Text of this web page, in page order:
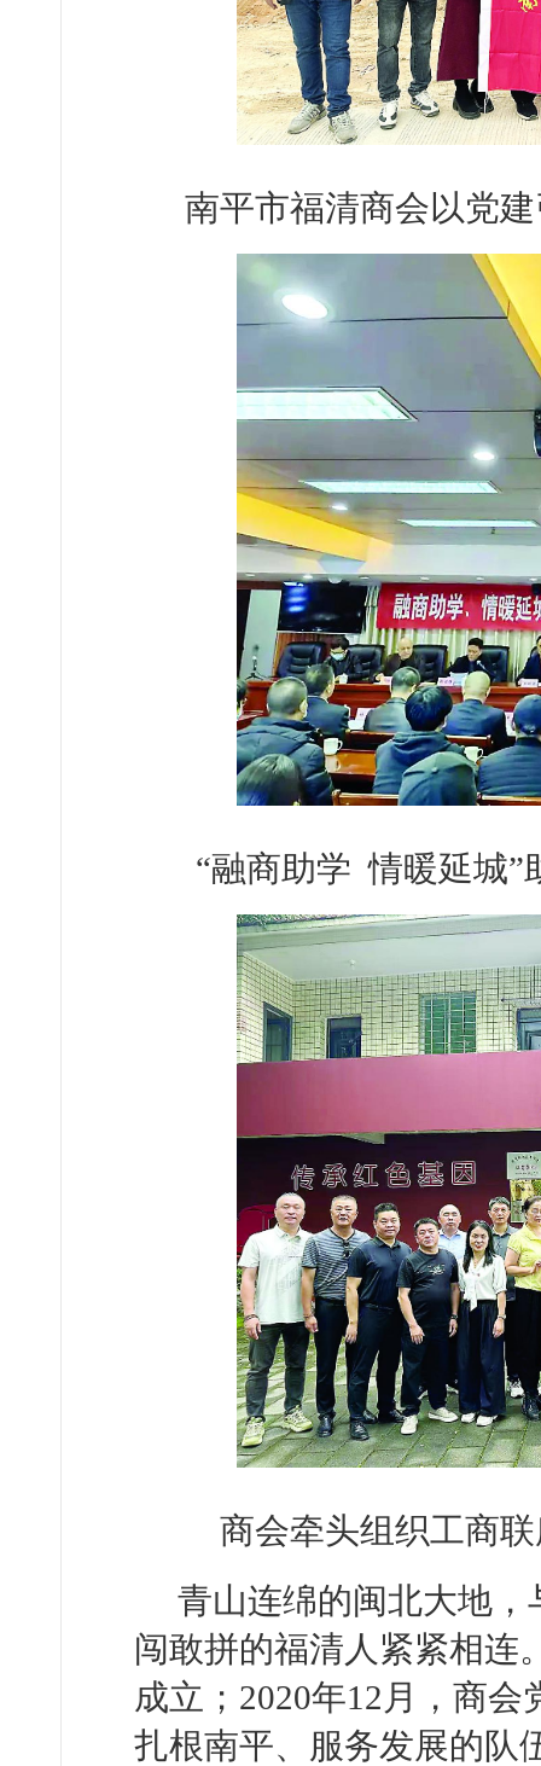
南平市福清商会以党
“融商助学 情暖延城”
商会牵头组织工商
青山连绵的闽北大地
闯敢拼的福清人紧紧相连
成立；2020年12月，商
扎根南平、服务发展的队